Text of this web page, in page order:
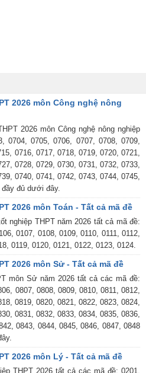
2026 môn Công nghệ nông
2026 môn Công nghệ nông nghiệp
0704, 0705, 0706, 0707, 0708, 0709,
0716, 0717, 0718, 0719, 0720, 0721,
0728, 0729, 0730, 0731, 0732, 0733,
0740, 0741, 0742, 0743, 0744, 0745,
đủ dưới đây.
2026 môn Toán - Tất cả mã đề
nghiệp THPT năm 2026 tất cả mã đề:
0107, 0108, 0109, 0110, 0111, 0112,
0119, 0120, 0121, 0122, 0123, 0124.
2026 môn Sử - Tất cả mã đề
môn Sử năm 2026 tất cả các mã đề:
0807, 0808, 0809, 0810, 0811, 0812,
0819, 0820, 0821, 0822, 0823, 0824,
0831, 0832, 0833, 0834, 0835, 0836,
0843, 0844, 0845, 0846, 0847, 0848
2026 môn Lý - Tất cả mã đề
THPT 2026 tất cả các mã đề: 0201,